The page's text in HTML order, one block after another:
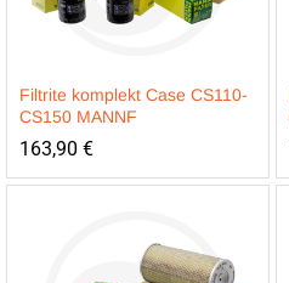
Filtrite komplekt Case CS110-
CS150 MANNF
163,90 €